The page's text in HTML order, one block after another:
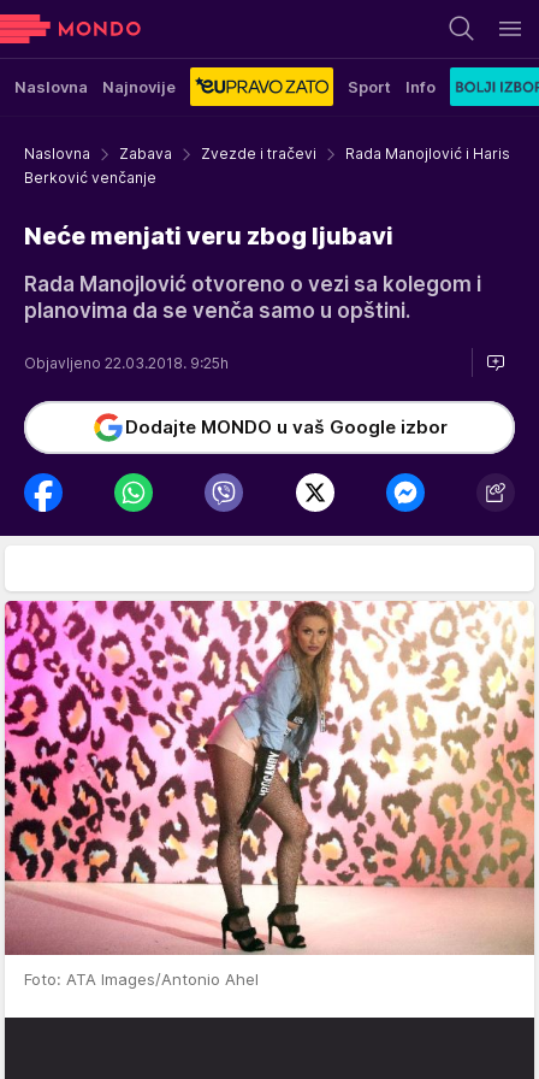
Naslovna Najnovije Sport Info
Naslovna Zabava Zvezde i tračevi
Rada Manojlović i Haris
Berković venčanje
Neće menjati veru zbog ljubavi
Rada Manojlović otvoreno o vezi sa kolegom i
planovima da se venča samo u opštini.
Objavljeno 22.03.2018. 9:25h
Dodajte MONDO u vaš Google izbor
Foto: ATA Images/Antonio Ahel